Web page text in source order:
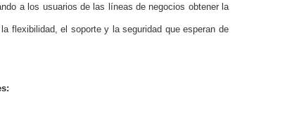
a los usuarios de las líneas de negocios obtener la
flexibilidad, el soporte y la seguridad que esperan de